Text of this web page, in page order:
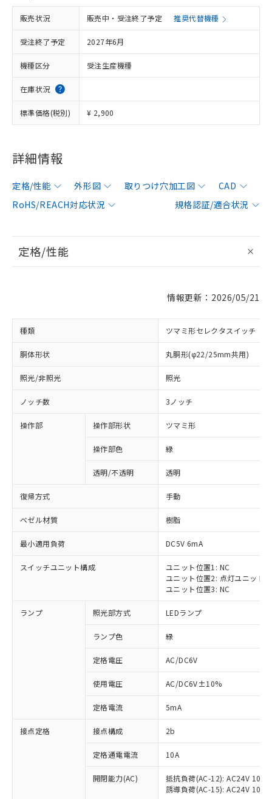
販売状況 販売中・受注終了予定 推奨代替機種
受注終了予定 2027年6月
機種区分 受注生産機種
在庫状況
標準価格(税別) ¥ 2,900
詳細情報
定格/性能 外形図 取りつけ穴加工図
CAD
RoHS/REACH対応状況
規格認証/適合状況
定格/性能
情報更新：2026/05/21
種類 ツマミ形セレクタスイッチ
胴体形状 丸胴形(φ22/25mm共用)
照光/非照光 照光
ノッチ数 3ノッチ
操作部 操作部形状 ツマミ形
操作部色 緑
透明/不透明 透明
復帰方式 手動
ベゼル材質 樹脂
最小適用負荷 DC5V 6mA
スイッチユニット構成
ユニット位置1: NC
ユニット位置2: 点灯ユニット
ユニット位置3: NC
ランプ 照光部方式 LEDランプ
ランプ色 緑
定格電圧 AC/DC6V
使用電圧 AC/DC6V±10%
定格電流 5mA
接点定格 接点構成 2b
定格通電電流 10A
開閉能力(AC)
抵抗負荷(AC-12): AC24V 10A/
誘導負荷(AC-15): AC24V
ご利用条件
以下の条件をお読みいただき、同意のうえ
ご利用ください。
本サービスは、当社制御機器事業取扱
商品の当社在庫状況および標準価格
(税抜)を提供させていただくもので
当社制御機器事業取扱商品の中には、
対応済み：EU RoHS指令（10物質）の
非含有に対応した製品が提供可能な商品で
対応予定：EU RoHS指令（10物質）の非含
有に対応した製品に切り替える予定のある
対応予定なし：EU RoHS指令（10物質）の
非含有に非対応の商品で、対応品を出す予
調査・確認中：EU RoHS指令（10物質）の
非含有の対応状況を調査中または確認中の
非該当品：ライセンス料など無形物で、有
害物質有無と関係のない商品です。
仕入先様の事情により、非含有部品として
「○」：最大均質材料含有率が中国RoHSの
基準値以下であることを示します。
「×」：最大均質材料含有率が中国RoHSの